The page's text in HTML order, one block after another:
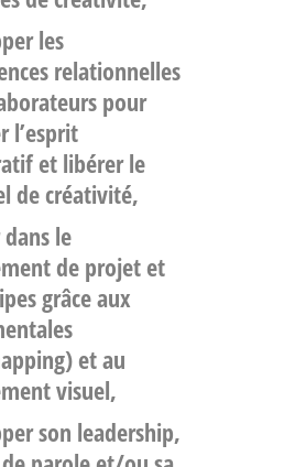
les
relationnelles
pour
l’esprit
et libérer le
de créativité,
le
de projetet
grâce aux
et au
visuel,
son leadership,